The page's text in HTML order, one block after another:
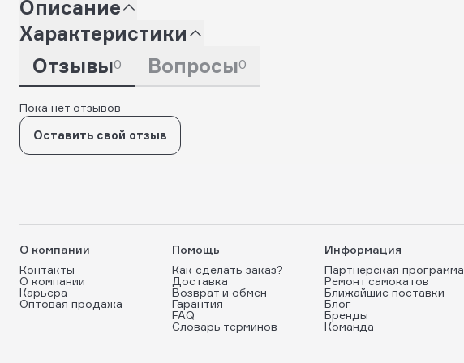
Описание
Характеристики
Отзывы0 Вопросы0
Пока нет отзывов
Оставить свой отзыв
О компании
Контакты
О компании
Карьера
Оптовая продажа
Помощь
Как сделать заказ?
Доставка
Возврат и обмен
Гарантия
FAQ
Словарь терминов
Информация
Партнерская программа
Ремонт самокатов
Ближайшие поставки
Блог
Бренды
Команда